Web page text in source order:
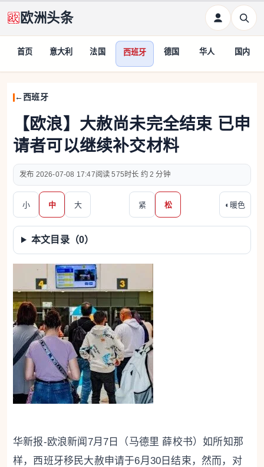
欧洲头条
首页 意大利 法国 西班牙 德国 华人 国内
西班牙
【欧浪】大赦尚未完全结束 已申
请者可以继续补交材料
2026-07-08 17:47 575 约 2 分钟
小 中 大 紧 松 ◐ 暖色
本文目录（0）
华新报-欧浪新闻7月7日（马德里 薛校书）如所知那
样，西班牙移民大赦申请于6月30日结束，然而，对